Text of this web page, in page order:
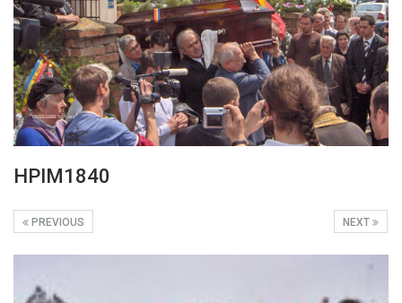
HPIM1840
NEXT
PREVIOUS